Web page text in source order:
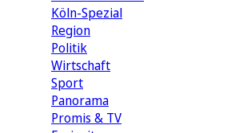
Köln-Spezial
Region
Politik
Wirtschaft
Sport
Panorama
Promis & TV